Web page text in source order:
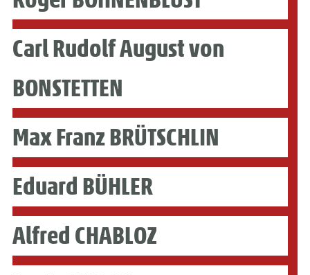
Carl Rudolf August von
BONSTETTEN
Max Franz BRÜTSCHLIN
Eduard BÜHLER
Alfred CHABLOZ